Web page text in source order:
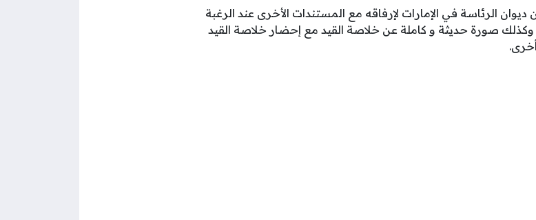
الرئاسة في الإمارات لإرفاقه مع المستندات الأخرى عند الرغبة
وكذلك صورة حديثة و كاملة عن خلاصة القيد مع إحضار خلاصة القيد